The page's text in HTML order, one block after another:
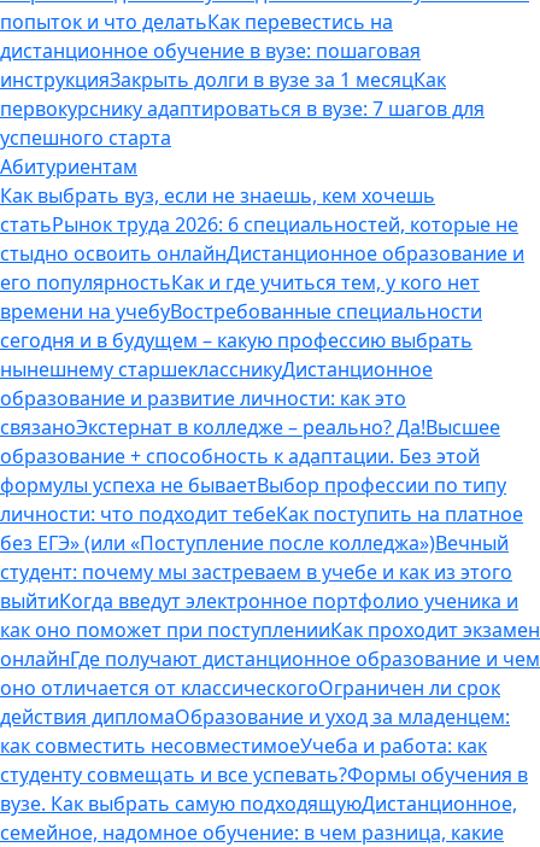
попыток и что делатьКак перевестись на
дистанционное обучение в вузе: пошаговая
инструкцияЗакрыть долги в вузе за 1 месяцКак
первокурснику адаптироваться в вузе: 7 шагов для
успешного старта
Абитуриентам
Как выбрать вуз, если не знаешь, кем хочешь
статьРынок труда 2026: 6 специальностей, которые не
стыдно освоить онлайнДистанционное образование и
его популярностьКак и где учиться тем, у кого нет
времени на учебуВостребованные специальности
сегодня и в будущем – какую профессию выбрать
нынешнему старшеклассникуДистанционное
образование и развитие личности: как это
связаноЭкстернат в колледже – реально? Да!Высшее
образование + способность к адаптации. Без этой
формулы успеха не бываетВыбор профессии по типу
личности: что подходит тебеКак поступить на платное
без ЕГЭ» (или «Поступление после колледжа»)Вечный
студент: почему мы застреваем в учебе и как из этого
выйтиКогда введут электронное портфолио ученика и
как оно поможет при поступленииКак проходит экзамен
онлайнГде получают дистанционное образование и чем
оно отличается от классическогоОграничен ли срок
действия дипломаОбразование и уход за младенцем:
как совместить несовместимоеУчеба и работа: как
студенту совмещать и все успевать?Формы обучения в
вузе. Как выбрать самую подходящуюДистанционное,
семейное, надомное обучение: в чем разница, какие